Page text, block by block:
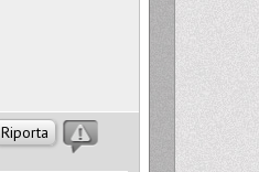
Riporta